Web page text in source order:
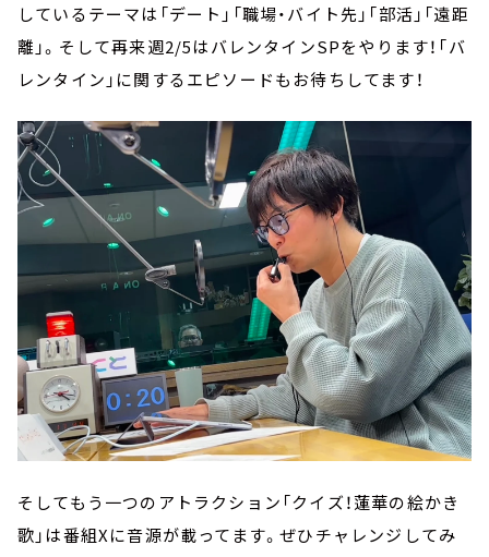
しているテーマは「デート」「職場・バイト先」「部活」「遠距
離」。そして再来週2/5はバレンタインSPをやります！「バ
レンタイン」に関するエピソードもお待ちしてます！
そしてもう一つのアトラクション「クイズ！蓮華の絵かき
歌」は番組Xに音源が載ってます。ぜひチャレンジしてみ